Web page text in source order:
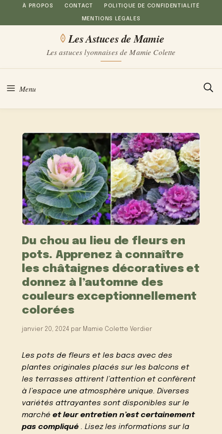
Aller
au
À PROPOS CONTACT POLITIQUE DE CONFIDENTIALITÉ
MENTIONS LÉGALES
Les Astuces de Mamie
Les astuces lyonnaises de Mamie Colette
Menu
Du chou au lieu de fleurs en
pots. Apprenez à connaître
les châtaignes décoratives et
donnez à l’automne des
couleurs exceptionnellement
colorées
janvier 20, 2024 par Mamie Colette Verdier
Les pots de fleurs et les bacs avec des
plantes originales placés sur les balcons et
les terrasses attirent l’attention et confèrent
à l’espace une atmosphère unique. Diverses
variétés attrayantes sont disponibles sur le
marchéet leur entretien n’est certainement
pas compliqué . Lisez les informations sur la